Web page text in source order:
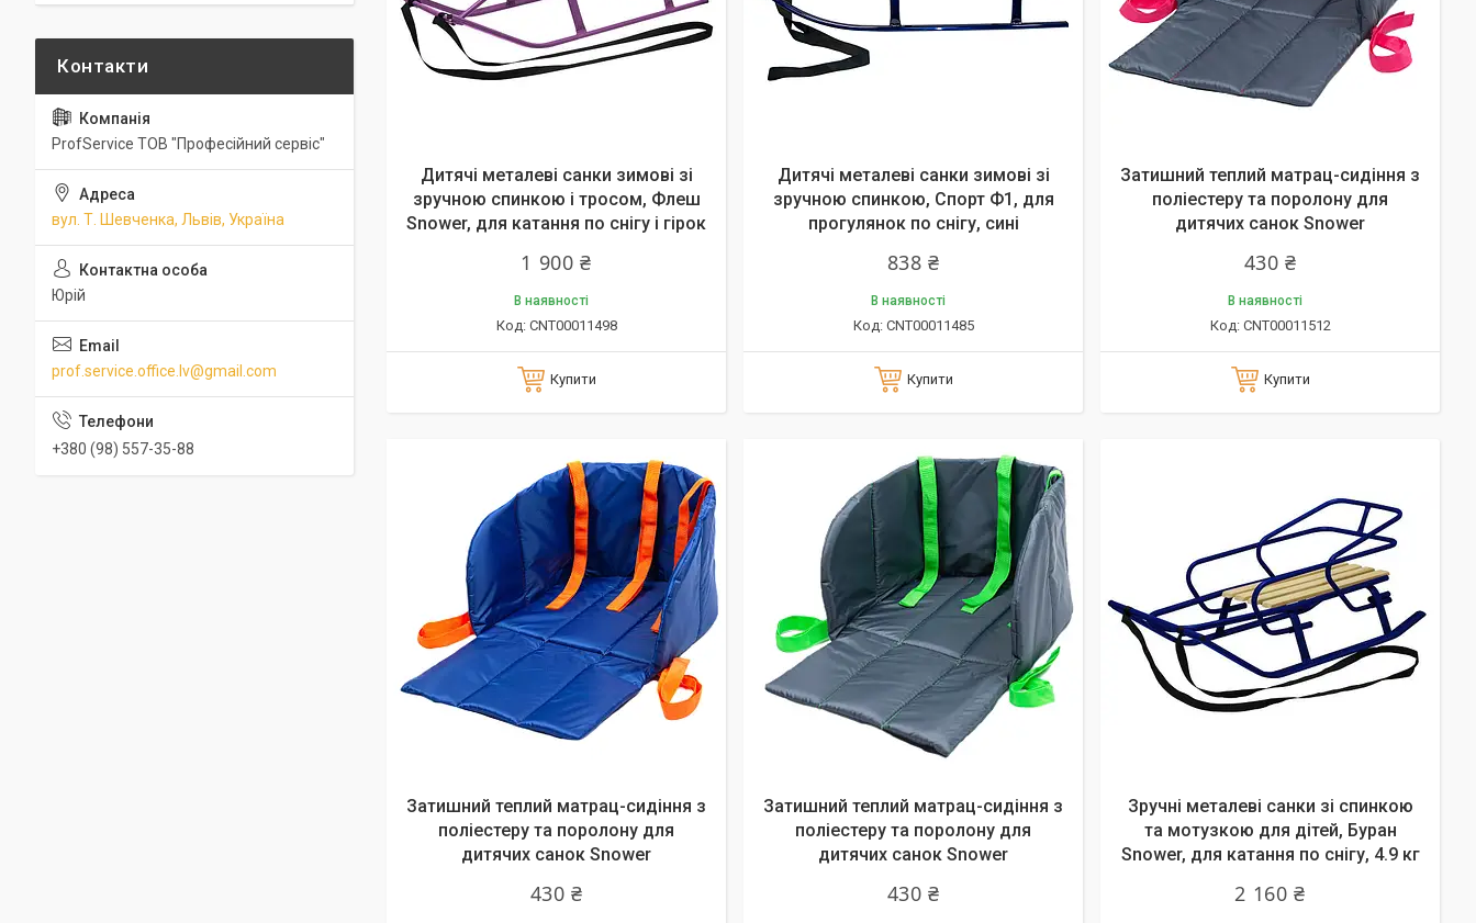
Дитячі металеві санки зимові зі
зручною спинкою і тросом, Флеш
Snower, для катання по снігу і гірок
1 900 ₴
В наявності
CNT00011498
Купити
Дитячі металеві санки зимові зі
зручною спинкою, Спорт Ф1, для
прогулянок по снігу, сині
838 ₴
В наявності
CNT00011485
Купити
Затишний теплий матрац-сидіння з
поліестеру та поролону для
дитячих санок Snower
430 ₴
В наявності
CNT00011512
Купити
Затишний теплий матрац-сидіння з
поліестеру та поролону для
дитячих санок Snower
430 ₴
Затишний теплий матрац-сидіння з
поліестеру та поролону для
дитячих санок Snower
430 ₴
Зручні металеві санки зі спинкою
та мотузкою для дітей, Буран
Snower, для катання по снігу, 4.9 кг
2 160 ₴
ProfService ТОВ "Професійний сервіс"
вул. Т. Шевченка, Львів, Україна
Юрій
prof.service.office.lv@gmail.com
+380 (98) 557-35-88